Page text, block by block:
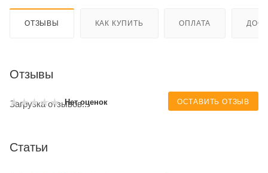
ОТЗЫВЫ КАК КУПИТЬ ОПЛАТА
Отзывы
Нет оценок ОСТАВИТЬ ОТЗЫВ
Загрузка отзывов...
Статьи